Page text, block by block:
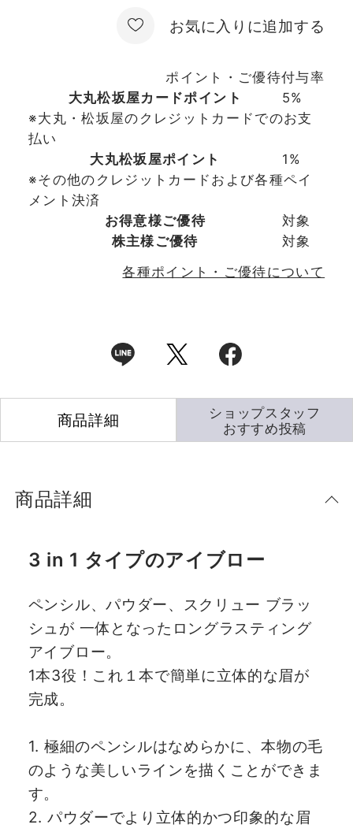
お気に入りに追加する
ポイント・ご優待付与率
大丸松坂屋カードポイント
5%
※大丸・松坂屋のクレジットカードでのお支
払い
大丸松坂屋ポイント
1%
※その他のクレジットカードおよび各種ペイ
メント決済
お得意様ご優待
対象
株主様ご優待
対象
各種ポイント・ご優待について
商品詳細
商品詳細
3 in 1 タイプのアイブロー
ペンシル、パウダー、スクリュー ブラッ
シュが 一体となったロングラスティング
アイブロー。
1本3役！これ１本で簡単に立体的な眉が
完成。
1. 極細のペンシルはなめらかに、本物の毛
のような美しいラインを描くことができま
す。
2. パウダーでより立体的かつ印象的な眉
ショップスタッフ
おすすめ投稿